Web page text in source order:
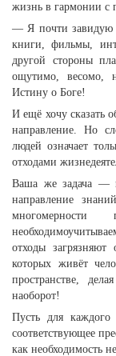
жизнь в гармонии с
— Я почти завидую
книги, фильмы,
другой стороны
ощутимо, весомо,
Истину о Боге!
И ещё хочу сказать
направление. Но
людей означает
отходами
Ваша же задача —
направление
отходы
которых живёт
пространстве,
наоборот!
Пусть для
соответствующее
как необходимость